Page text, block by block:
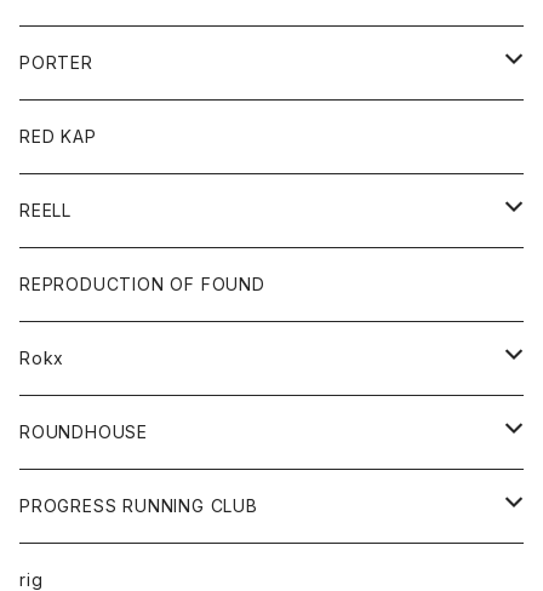
ロングスリーブＴシャツ
コート
ジャケット
アクセサリー
バッグ
キッズ
Tシャツ
帽子
グッズ
靴
バック
トップス
カットソー
カーディガン
ボトムス
ショートパンツ
パンツ
レディース
カットソー
コート
ダウンジャケット
PORTER
カードホルダー
キーホルダー
財布
バック
RED KAP
REELL
パンツ
ショートパンツ
REPRODUCTION OF FOUND
Rokx
ボトム
ROUNDHOUSE
エプロン
キッズ
PROGRESS RUNNING CLUB
トップス
rig